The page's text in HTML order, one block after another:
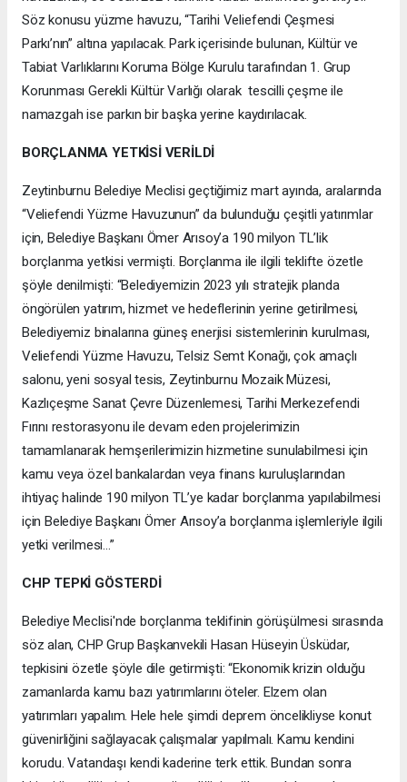
Söz konusu yüzme havuzu, “Tarihi Veliefendi Çeşmesi
Parkı’nın” altına yapılacak. Park içerisinde bulunan, Kültür ve
Tabiat Varlıklarını Koruma Bölge Kurulu tarafından 1. Grup
Korunması Gerekli Kültür Varlığı olarak tescilli çeşme ile
namazgah ise parkın bir başka yerine kaydırılacak.
BORÇLANMA YETKİSİ VERİLDİ
Zeytinburnu Belediye Meclisi geçtiğimiz mart ayında, aralarında
“Veliefendi Yüzme Havuzunun” da bulunduğu çeşitli yatırımlar
için, Belediye Başkanı Ömer Arısoy’a 190 milyon TL’lik
borçlanma yetkisi vermişti. Borçlanma ile ilgili teklifte özetle
şöyle denilmişti: “Belediyemizin 2023 yılı stratejik planda
öngörülen yatırım, hizmet ve hedeflerinin yerine getirilmesi,
Belediyemiz binalarına güneş enerjisi sistemlerinin kurulması,
Veliefendi Yüzme Havuzu, Telsiz Semt Konağı, çok amaçlı
salonu, yeni sosyal tesis, Zeytinburnu Mozaik Müzesi,
Kazlıçeşme Sanat Çevre Düzenlemesi, Tarihi Merkezefendi
Fırını restorasyonu ile devam eden projelerimizin
tamamlanarak hemşerilerimizin hizmetine sunulabilmesi için
kamu veya özel bankalardan veya finans kuruluşlarından
ihtiyaç halinde 190 milyon TL’ye kadar borçlanma yapılabilmesi
için Belediye Başkanı Ömer Arısoy’a borçlanma işlemleriyle ilgili
yetki verilmesi…”
CHP TEPKİ GÖSTERDİ
Belediye Meclisi'nde borçlanma teklifinin görüşülmesi sırasında
söz alan, CHP Grup Başkanvekili Hasan Hüseyin Üsküdar,
tepkisini özetle şöyle dile getirmişti: “Ekonomik krizin olduğu
zamanlarda kamu bazı yatırımlarını öteler. Elzem olan
yatırımları yapalım. Hele hele şimdi deprem öncelikliyse konut
güvenirliğini sağlayacak çalışmalar yapılmalı. Kamu kendini
korudu. Vatandaşı kendi kaderine terk ettik. Bundan sonra